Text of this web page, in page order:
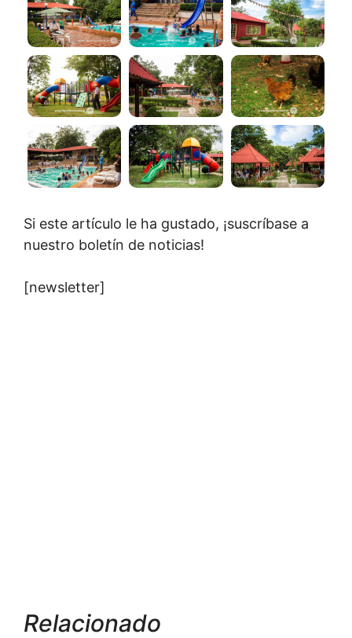
Si este artículo le ha gustado, ¡suscríbase a
nuestro boletín de noticias!
[newsletter]
Relacionado